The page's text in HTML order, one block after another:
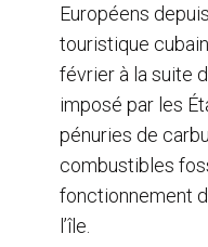
Européens
touristique
février à la suite
imposé par les
pénuries de
combustibles
fonctionnement
l’île.